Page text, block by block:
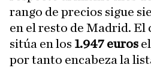
rango de precios sigue
en el resto de Madrid. El
sitúa en los 1.947 euros
por tanto encabeza la